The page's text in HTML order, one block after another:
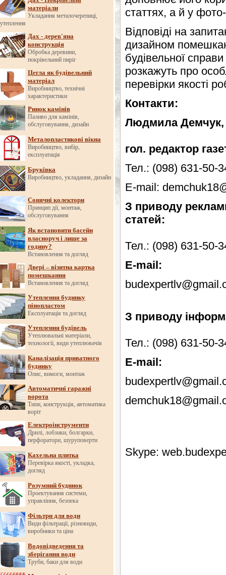
матеріали
Укладання металочерепиці,
утеплення
Дах - дерев'яна
конструкція
Обробка деревини,
покрівельний пиріг
Цегла як будівельний
матеріал
Виробництво, технічні
характеристики
Ринок камінів
Паливо для камінів,
обслуговування, дизайн
Металопластикові вікна
Виробництво, вибір,
експлуатація
Бруківка
Виробництво, укладання, дизайн
Сонячні колектори
Принцип дії, монтаж,
обслуговування
Як встановити басейн
власноруч і лише за
годину?
Встановлення та догляд
Двері – візитна картка
помешкання
Встановлення та догляд
Утеплення будинку
пінопластом
Експлуатація та догляд
Утеплення будівель
Утеплювальні матеріали,
технології, види утеплювачів
Каналізація приватного
будинку
Опис, вимоги, монтаж
Автоматичні гаражні
ворота
Типи, конструкція, автоматика
воріт
Електроінструменти
Дрилі, лобзики, болгарки,
перфоратори, шуруповерти
Кахельна плитка
Перевірка якості, укладка,
догляд
Розумний будинок
Проектування системи,
управління, безпека
Фільтри для води
Види фільтрації, різновиди,
виробники та ціна
Водовідведення та
зберігання води
Труби, баки для води
статтях, а й у
Відповіді на
дизайном
будівельної
розкажуть про
перевірки якості
Контакти:
Людмила
гол. редактор
Тел.: (098) 631-50-
E-mail:
З приводу
статей:
Тел.: (098) 631-50-
E-mail:
З приводу
Тел.: (098) 631-50-
E-mail:
Skype: